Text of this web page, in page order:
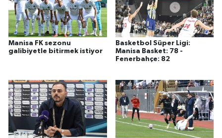
Manisa FK sezonu
galibiyetle bitirmek istiyor
Basketbol Süper Ligi:
Manisa Basket: 78 -
Fenerbahçe: 82